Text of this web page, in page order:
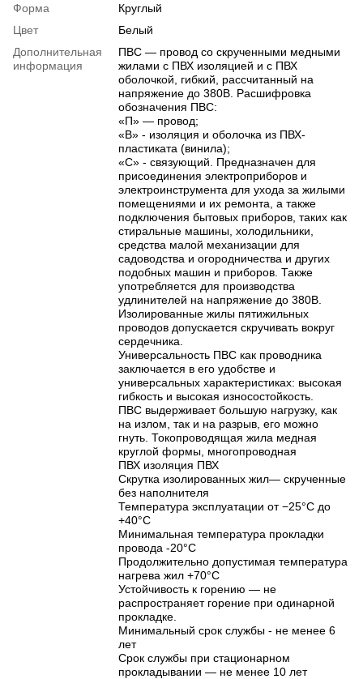
Форма
Круглый
Цвет
Белый
Дополнительная
информация
ПВС — провод со скрученными медными
жилами с ПВХ изоляцией и с ПВХ
оболочкой, гибкий, рассчитанный на
напряжение до 380В. Расшифровка
обозначения ПВС:
«П» — провод;
«В» - изоляция и оболочка из ПВХ-
пластиката (винила);
«С» - связующий. Предназначен для
присоединения электроприборов и
электроинструмента для ухода за жилыми
помещениями и их ремонта, а также
подключения бытовых приборов, таких как
стиральные машины, холодильники,
средства малой механизации для
садоводства и огородничества и других
подобных машин и приборов. Также
употребляется для производства
удлинителей на напряжение до 380В.
Изолированные жилы пятижильных
проводов допускается скручивать вокруг
сердечника.
Универсальность ПВС как проводника
заключается в его удобстве и
универсальных характеристиках: высокая
гибкость и высокая износостойкость.
ПВС выдерживает большую нагрузку, как
на излом, так и на разрыв, его можно
гнуть. Токопроводящая жила медная
круглой формы, многопроводная
ПВХ изоляция ПВХ
Скрутка изолированных жил— скрученные
без наполнителя
Температура эксплуатации от −25°C до
+40°C
Минимальная температура прокладки
провода -20°C
Продолжительно допустимая температура
нагрева жил +70°C
Устойчивость к горению — не
распространяет горение при одинарной
прокладке.
Минимальный срок службы - не менее 6
лет
Срок службы при стационарном
прокладывании — не менее 10 лет